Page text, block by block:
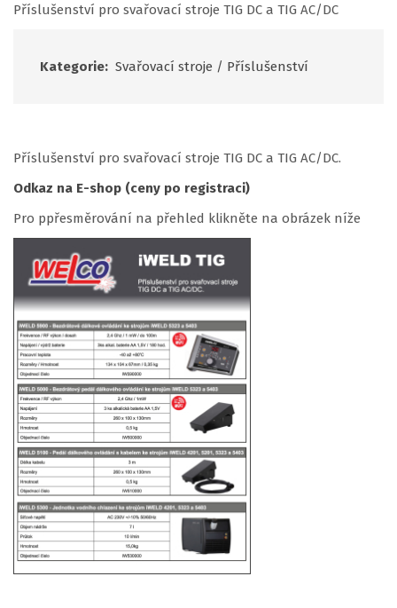
Příslušenství pro svařovací stroje TIG DC a TIG AC/DC
Kategorie: Svařovací stroje / Příslušenství
Příslušenství pro svařovací stroje TIG DC a TIG AC/DC.
Odkaz na E-shop (ceny po registraci)
Pro ppřesměrování na přehled klikněte na obrázek níže